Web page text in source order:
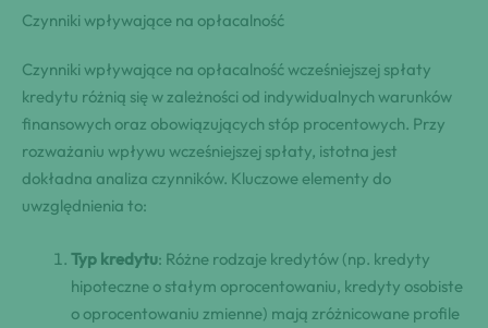
Czynniki wpływające na opłacalność
Czynniki wpływające na opłacalność wcześniejszej spłaty
kredytu różnią się w zależności od indywidualnych warunków
finansowych oraz obowiązujących stóp procentowych. Przy
rozważaniu wpływu wcześniejszej spłaty, istotna jest
dokładna analiza czynników. Kluczowe elementy do
uwzględnienia to:
Typ kredytu: Różne rodzaje kredytów (np. kredyty
hipoteczne o stałym oprocentowaniu, kredyty osobiste
o oprocentowaniu zmienne) mają zróżnicowane profile